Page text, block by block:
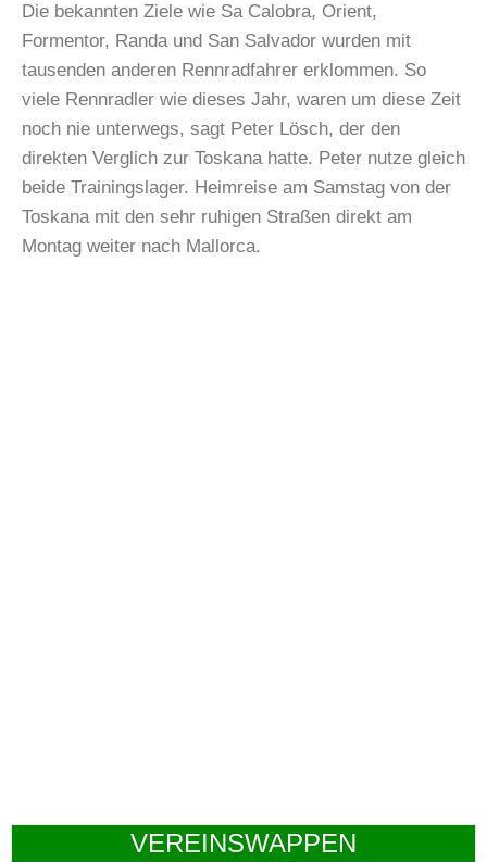
Die bekannten Ziele wie Sa Calobra, Orient,
Formentor, Randa und San Salvador wurden mit
tausenden anderen Rennradfahrer erklommen. So
viele Rennradler wie dieses Jahr, waren um diese Zeit
noch nie unterwegs, sagt Peter Lösch, der den
direkten Verglich zur Toskana hatte. Peter nutze gleich
beide Trainingslager. Heimreise am Samstag von der
Toskana mit den sehr ruhigen Straßen direkt am
Montag weiter nach Mallorca.
VEREINSWAPPEN